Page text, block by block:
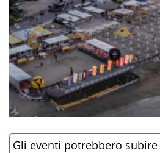
Gli eventi potrebbero